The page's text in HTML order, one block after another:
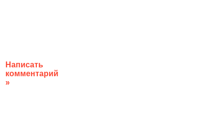
Написать
комментарий
»